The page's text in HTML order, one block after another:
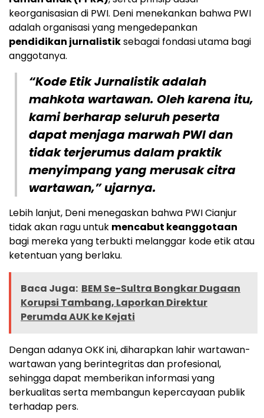
keorganisasian di PWI. Deni menekankan bahwa PWI
adalah organisasi yang mengedepankan
pendidikan jurnalistiksebagai fondasi utama bagi
anggotanya.
“Kode Etik Jurnalistik adalah
mahkota wartawan. Oleh karena itu,
kami berharap seluruh peserta
dapat menjaga marwah PWI dan
tidak terjerumus dalam praktik
menyimpang yang merusak citra
wartawan,” ujarnya.
Lebih lanjut, Deni menegaskan bahwa PWI Cianjur
tidak akan ragu untuk mencabut keanggotaan
bagi mereka yang terbukti melanggar kode etik atau
ketentuan yang berlaku.
Baca Juga: BEM Se-Sultra Bongkar Dugaan
Korupsi Tambang, Laporkan Direktur
Perumda AUK ke Kejati
Dengan adanya OKK ini, diharapkan lahir wartawan-
wartawan yang berintegritas dan profesional,
sehingga dapat memberikan informasi yang
berkualitas serta membangun kepercayaan publik
terhadap pers.